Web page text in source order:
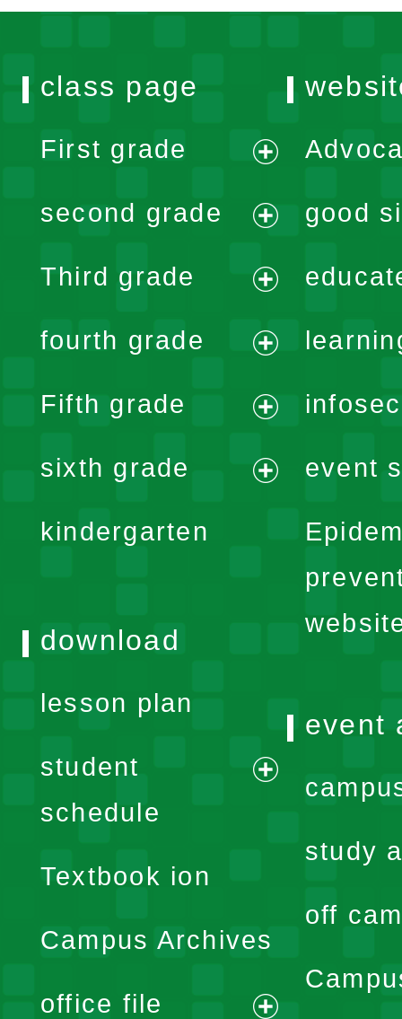
class page
First grade
menu
second grade
menu
Third grade
menu
fourth grade
menu
Fifth grade
menu
sixth grade
kindergarten
good
event
download
lesson plan
student
schedule
expand
menu
Textbook ion
Campus Archives
office file
event
study
off